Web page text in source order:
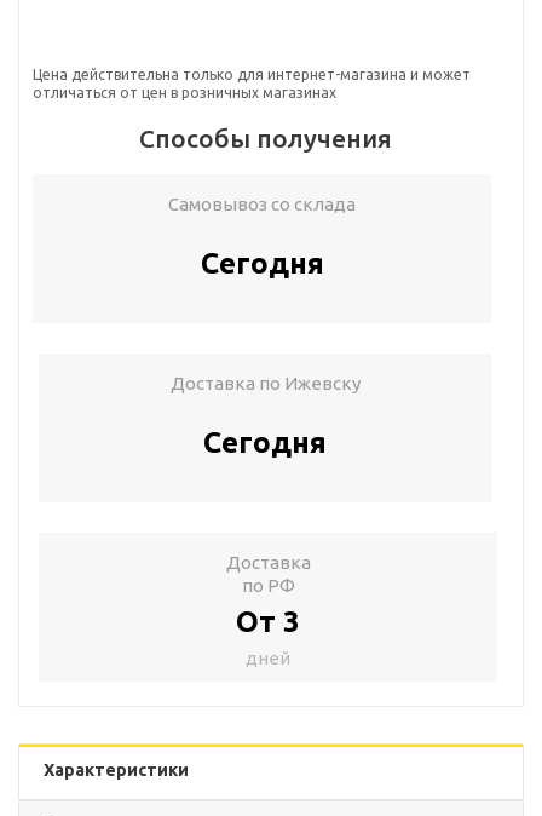
Цена действительна только для интернет-магазина и может
отличаться от цен в розничных магазинах
Способы получения
Самовывоз со склада
Сегодня
Доставка по Ижевску
Сегодня
Доставка
по РФ
От 3
дней
Характеристики